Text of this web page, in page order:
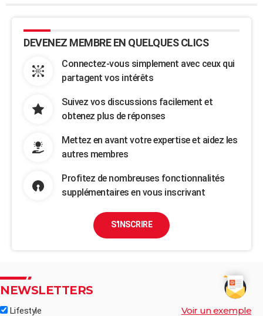
DEVENEZ MEMBRE EN QUELQUES CLICS
Connectez-vous simplement avec ceux qui
partagent vos intérêts
Suivez vos discussions facilement et
obtenez plus de réponses
Mettez en avant votre expertise et aidez les
autres membres
Profitez de nombreuses fonctionnalités
supplémentaires en vous inscrivant
S'INSCRIRE
NEWSLETTERS
Lifestyle Voir un exemple